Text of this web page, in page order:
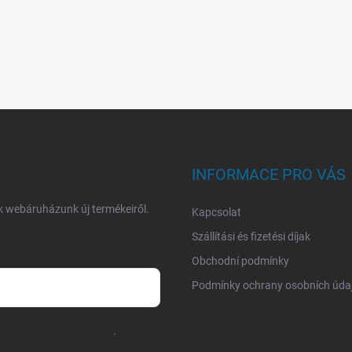
webáruházunk új termékeiről.
.
INFORMACE PRO VÁS
Kapcsolat
Szállítási és fizetési díjak
Obchodní podmínky
Podmínky ochrany osobních